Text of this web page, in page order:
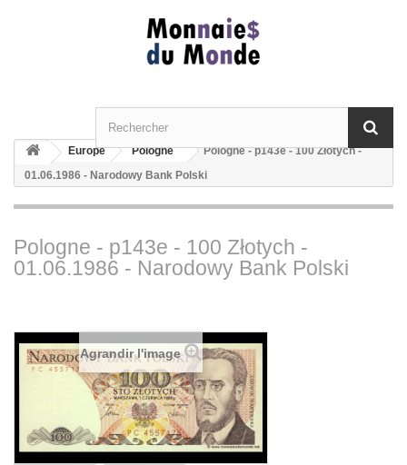
Europe Pologne
Pologne - p143e - 100 Złotych -
01.06.1986 - Narodowy Bank Polski
Pologne - p143e - 100 Złotych -
01.06.1986 - Narodowy Bank Polski
Agrandir l'image